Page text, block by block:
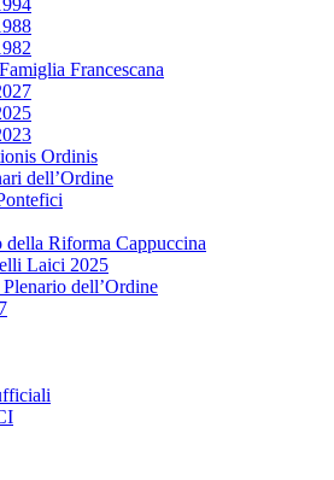
Francescana
Ordinis
dell’Ordine
della Riforma Cappuccina
Laici 2025
dell’Ordine